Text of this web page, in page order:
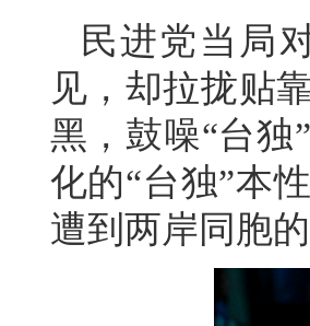
民进党当局
见，却拉拢贴
黑，鼓噪“台独
化的“台独”本
遭到两岸同胞